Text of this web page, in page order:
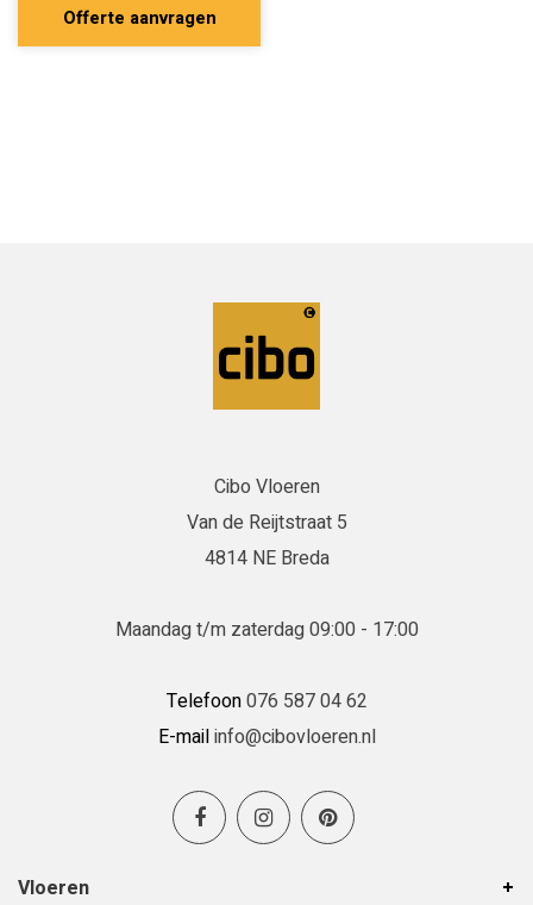
Offerte aanvragen
Cibo Vloeren
Van de Reijtstraat 5
4814 NE Breda
Maandag t/m zaterdag 09:00 - 17:00
Telefoon076 587 04 62
E-mailinfo@cibovloeren.nl
Vloeren